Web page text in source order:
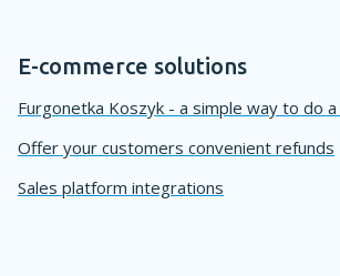
E-commerce solutions
Furgonetka Koszyk - a simple way to do
Offer your customers convenient refunds
Sales platform integrations